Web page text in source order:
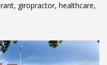
giropractor, healthcare,